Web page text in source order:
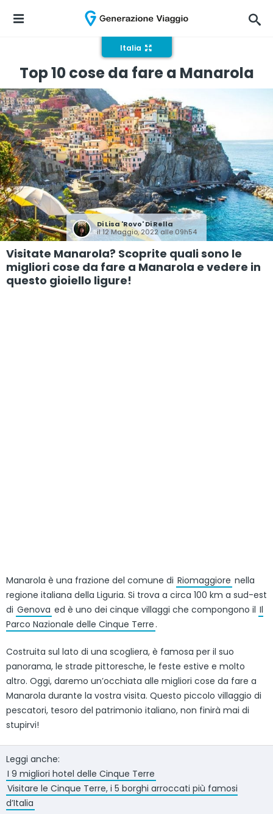
Italia
Top 10 cose da fare a Manarola
DiLisa 'Rovo' Di Rella
il 12 Maggio, 2022 alle 09h54
Visitate Manarola? Scoprite quali sono le
migliori cose da fare a Manarola e vedere in
questo gioiello ligure!
Manarola è una frazione del comune di Riomaggiore nella
regione italiana della Liguria. Si trova a circa 100 km a sud-est
di Genova ed è uno dei cinque villaggi che compongono il Il
Parco Nazionale delle Cinque Terre .
Costruita sul lato di una scogliera, è famosa per il suo
panorama, le strade pittoresche, le feste estive e molto
altro. Oggi, daremo un’occhiata alle migliori cose da fare a
Manarola durante la vostra visita. Questo piccolo villaggio di
pescatori, tesoro del patrimonio italiano, non finirà mai di
stupirvi!
Leggi anche:
I 9 migliori hotel delle Cinque Terre
Visitare le Cinque Terre, i 5 borghi arroccati più famosi
d’Italia